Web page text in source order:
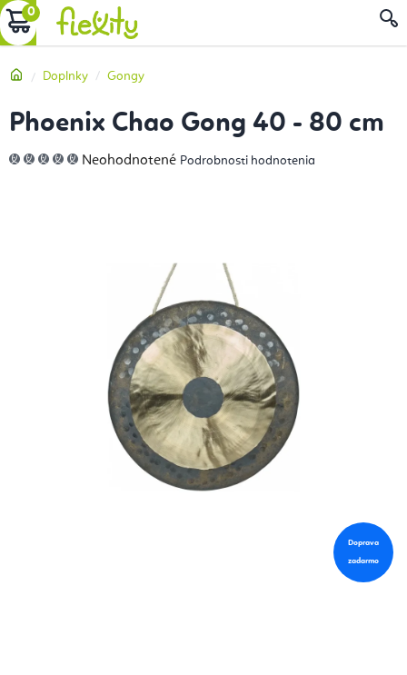
Prejsť
na
NÁKUPNÝ
DomovDoplnky Gongy
Phoenix Chao Gong 40 - 80 cm
Priemerné
hodnotenie
Neohodnotené Podrobnosti hodnotenia
Doprava
zadarmo